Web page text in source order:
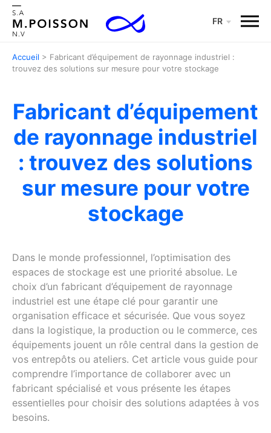
FR Menu
Accueil > Fabricant d’équipement de rayonnage industriel :
trouvez des solutions sur mesure pour votre stockage
Fabricant d’équipement
de rayonnage industriel
: trouvez des solutions
sur mesure pour votre
stockage
Dans le monde professionnel, l’optimisation des
espaces de stockage est une priorité absolue. Le
choix d’un fabricant d’équipement de rayonnage
industriel est une étape clé pour garantir une
organisation efficace et sécurisée. Que vous soyez
dans la logistique, la production ou le commerce, ces
équipements jouent un rôle central dans la gestion de
vos entrepôts ou ateliers. Cet article vous guide pour
comprendre l’importance de collaborer avec un
fabricant spécialisé et vous présente les étapes
essentielles pour choisir des solutions adaptées à vos
besoins.